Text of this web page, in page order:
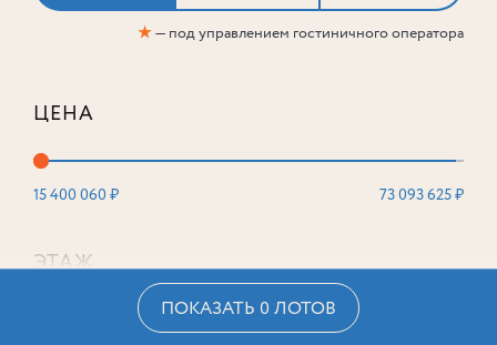
★— под управлением гостиничного оператора
ЦЕНА
15 400 060 ₽ 73 093 625 ₽
ЭТАЖ
ПОКАЗАТЬ 0 ЛОТОВ